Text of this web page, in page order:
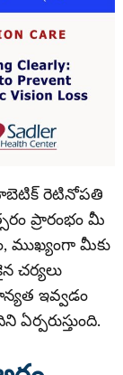
రెటినోపతి
ప్రారంభం మీ
ముఖ్యంగా మీకు
చర్యలు
ఇవ్వడం
ఏర్పరుస్తుంది.